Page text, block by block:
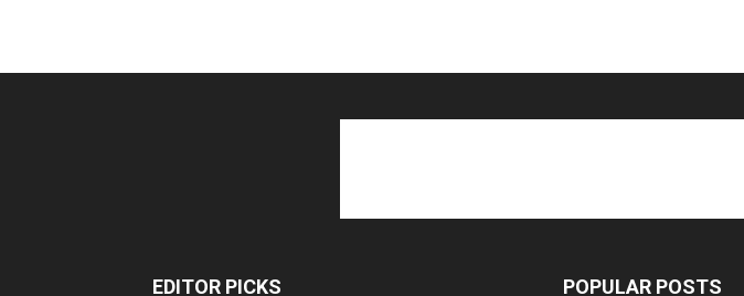
EDITOR PICKS POPULAR POSTS